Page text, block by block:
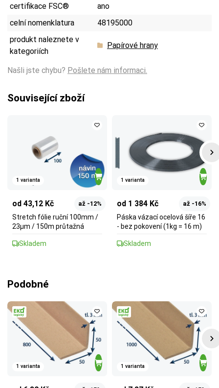
certifikace FSC®
ano
celní nomenklatura
48195000
produkt naleznete v
kategoriích
Papírové hrany
Našli jste chybu? Pošlete nám informaci.
Související zboží
1 varianta
od 43,12 Kč až -12%
Stretch fólie ruční 100mm /
23µm / 150m průtažná
Skladem
1 varianta
od 1 384 Kč až -16%
Páska vázací ocelová šíře 16
- bez pokovení (1kg = 16 m)
Skladem
Podobné
1 varianta 1 varianta